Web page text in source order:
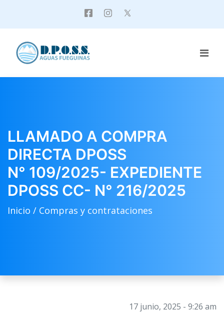
LLAMADO A COMPRA
DIRECTA DPOSS
N° 109/2025- EXPEDIENTE
DPOSS CC- N° 216/2025
Inicio / Compras y contrataciones
17 junio, 2025 - 9:26 am